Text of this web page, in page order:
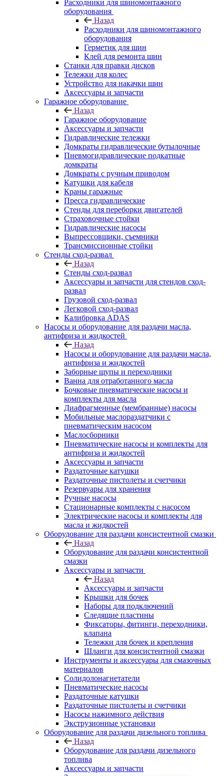
Расходники для шиномонтажного
оборудования
Назад
Расходники для шиномонтажного
оборудования
Герметик для шин
Клей для ремонта шин
Станки для правки дисков
Тележки для колес
Устройство для накачки шин
Аксессуары и запчасти
Гаражное оборудование
Назад
Гаражное оборудование
Аксессуары и запчасти
Гидравлические тележки
Домкраты гидравлические бутылочные
Пневмогидравлические подкатные
домкраты
Домкраты с ручным приводом
Катушки для кабеля
Краны гаражные
Пресса гидравлические
Стенды для переборки двигателей
Страховочные стойки
Гидравлические насосы
Выпрессовщики, съемники
Трансмиссионные стойки
Стенды сход-развал
Назад
Стенды сход-развал
Аксессуары и запчасти для стендов сход-
развал
Грузовой сход-развал
Легковой сход-развал
Калибровка ADAS
Насосы и оборудование для раздачи масла,
антифриза и жидкостей
Назад
Насосы и оборудование для раздачи масла,
антифриза и жидкостей
Заборные щупы и переходники
Ванна для отработанного масла
Бочковые пневматические насосы и
комплекты для масла
Диафрагменные (мембранные) насосы
Мобильные маслораздатчики с
пневматическим насосом
Маслосборники
Пневматические насосы и комплекты для
антифриза и жидкостей
Аксессуары и запчасти
Раздаточные катушки
Раздаточные пистолеты и счетчики
Резервуары для хранения
Ручные насосы
Стационарные комплекты с насосом
Электрические насосы и комплекты для
масла и жидкостей
Оборудование для раздачи консистентной смазки
Назад
Оборудование для раздачи консистентной
смазки
Аксессуары и запчасти
Назад
Аксессуары и запчасти
Крышки для бочек
Наборы для подключений
Следящие пластины
Фиксаторы, фитинги, переходники,
клапана
Тележки для бочек и крепления
Шланги для консистентной смазки
Инструменты и аксессуары для смазочных
материалов
Солидолонагнетатели
Пневматические насосы
Раздаточные катушки
Раздаточные пистолеты и счетчики
Насосы нажимного действия
Экструзионные установки
Оборудование для раздачи дизельного топлива
Назад
Оборудование для раздачи дизельного
топлива
Аксессуары и запчасти